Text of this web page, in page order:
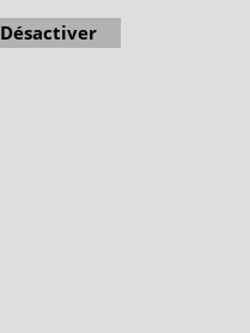
Désactiver